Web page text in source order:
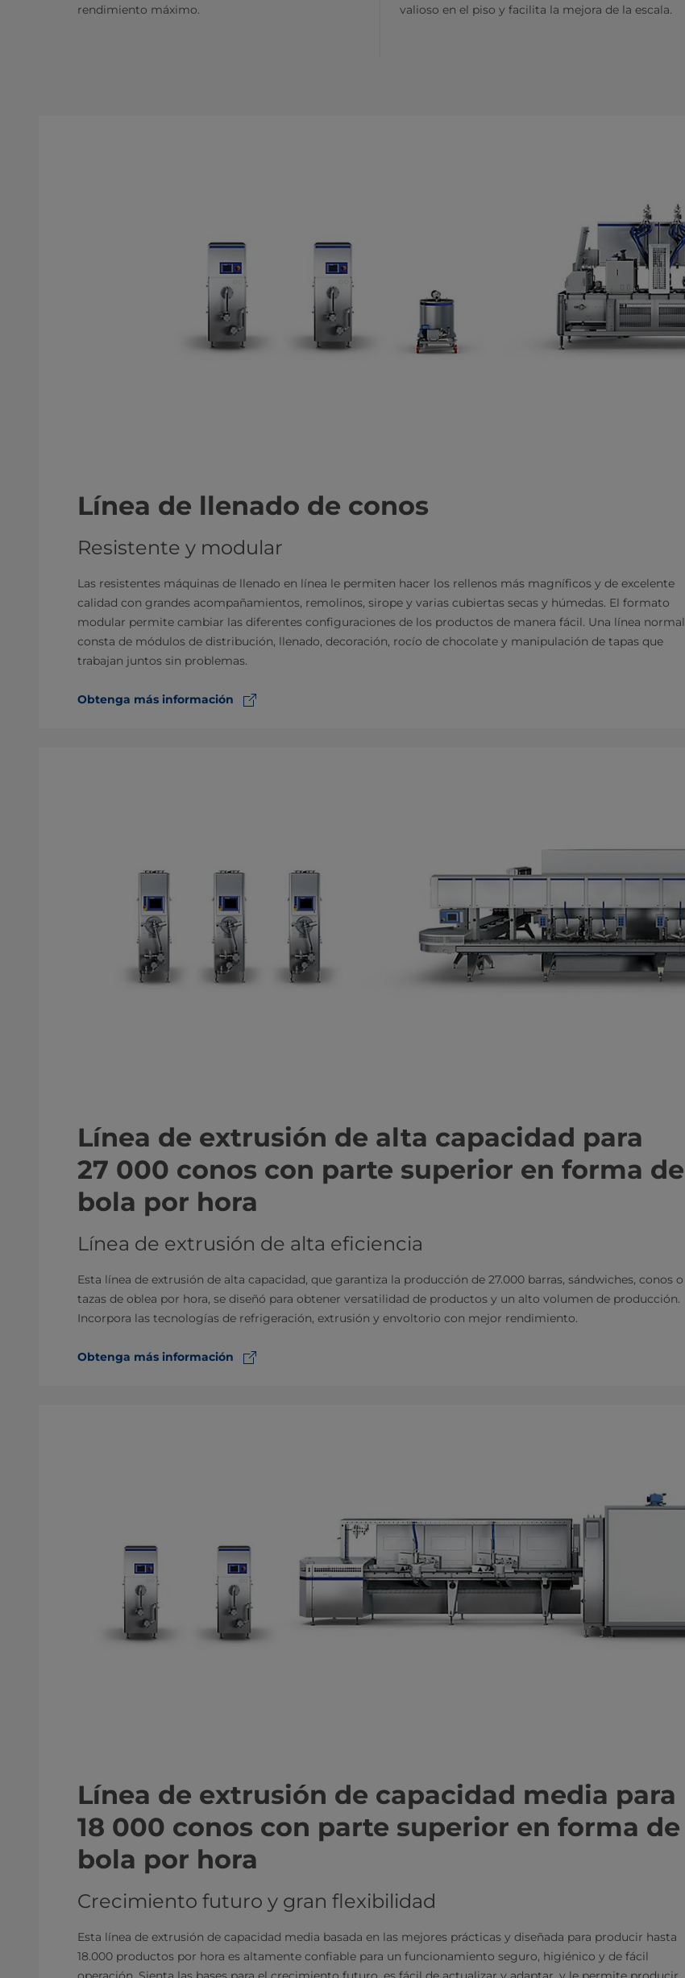
rendimiento máximo.
valioso en el piso y facilita la mejora de la escala.
Línea de llenado de conos
Resistente y modular
Las resistentes máquinas de llenado en línea le permiten hacer los rellenos más magníficos y de excelente
calidad con grandes acompañamientos, remolinos, sirope y varias cubiertas secas y húmedas. El formato
modular permite cambiar las diferentes configuraciones de los productos de manera fácil. Una línea normal
consta de módulos de distribución, llenado, decoración, rocío de chocolate y manipulación de tapas que
trabajan juntos sin problemas.
Obtenga más información
Línea de extrusión de alta capacidad para
27 000 conos con parte superior en forma de
bola por hora
Línea de extrusión de alta eficiencia
Esta línea de extrusión de alta capacidad, que garantiza la producción de 27.000 barras, sándwiches, conos o
tazas de oblea por hora, se diseñó para obtener versatilidad de productos y un alto volumen de producción.
Incorpora las tecnologías de refrigeración, extrusión y envoltorio con mejor rendimiento.
Obtenga más información
Línea de extrusión de capacidad media para
18 000 conos con parte superior en forma de
bola por hora
Crecimiento futuro y gran flexibilidad
Esta línea de extrusión de capacidad media basada en las mejores prácticas y diseñada para producir hasta
18.000 productos por hora es altamente confiable para un funcionamiento seguro, higiénico y de fácil